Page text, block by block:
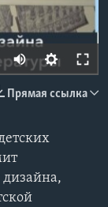
Прямая ссылка
дизайна,